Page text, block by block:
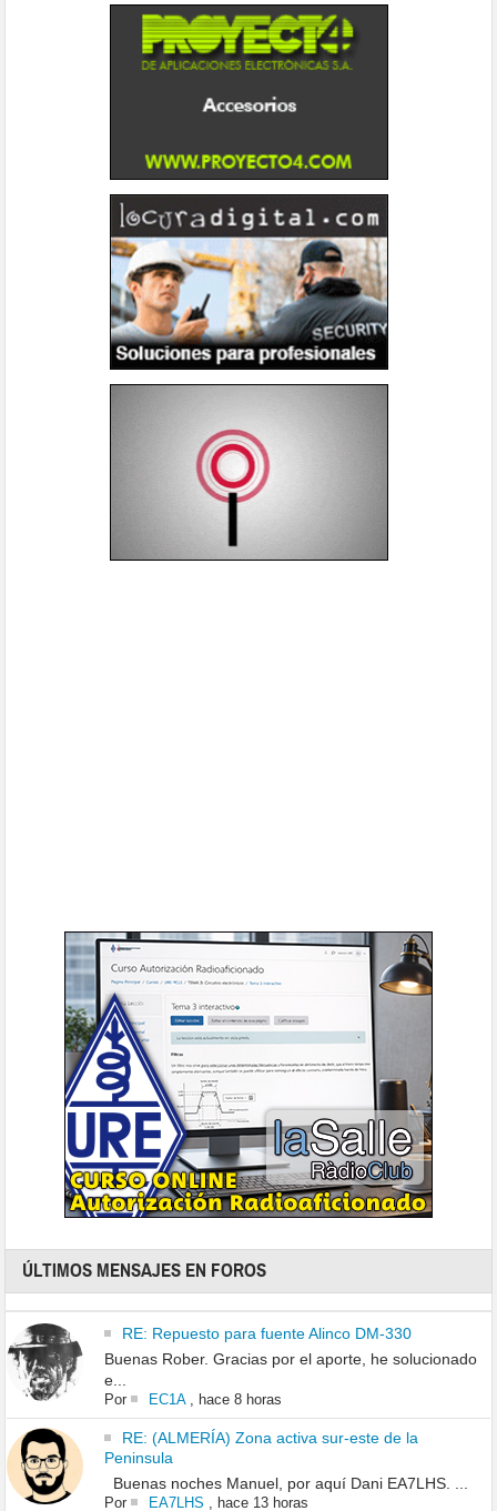
ÚLTIMOS MENSAJES EN FOROS
RE: Repuesto para fuente Alinco DM-330
Buenas Rober. Gracias por el aporte, he solucionado
e...
Por EC1A, hace 8 horas
RE: (ALMERÍA) Zona activa sur-este de la
Peninsula
Buenas noches Manuel, por aquí Dani EA7LHS. ...
Por EA7LHS hace 13 horas